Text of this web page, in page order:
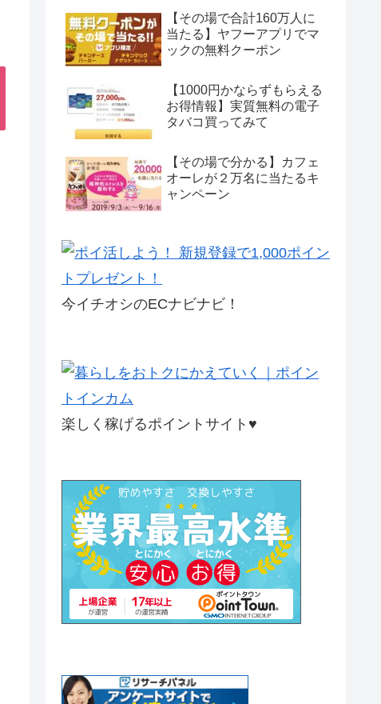
【その場で合計160万人に
当たる】ヤフーアプリでマ
ックの無料クーポン
【1000円かならずもらえる
お得情報】実質無料の電子
タバコ買ってみて
【その場で分かる】カフェ
オーレが２万名に当たるキ
ャンペーン
今イチオシのECナビナビ！
楽しく稼げるポイントサイト♥